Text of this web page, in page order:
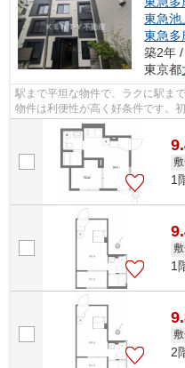
東急池
東急多
築2年
東京都
駅まで平坦な物件で、ラクに駅ま
物件は利便性が高く好条件です。
で、カードで決済したい方にもおす
1
1
2